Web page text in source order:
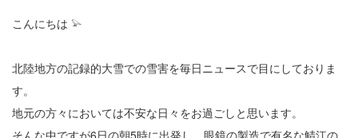
こんにちは 𓅫
北陸地方の記録的大雪での雪害を毎日ニュースで目にしておりま
す。
地元の方々においては不安な日々をお過ごしと思います。
そんな中ですが6日の朝5時に出発し、眼鏡の製造で有名な鯖江の